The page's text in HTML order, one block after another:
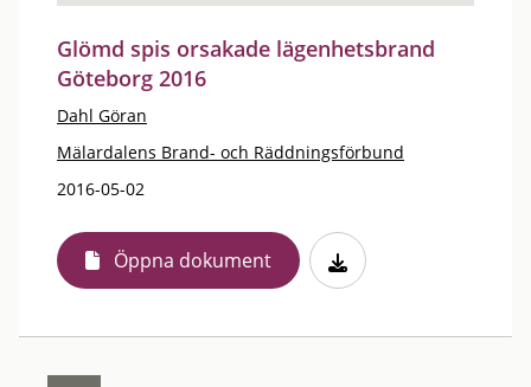
Glömd spis orsakade lägenhetsbrand
Göteborg 2016
Dahl Göran
Mälardalens Brand- och Räddningsförbund
2016-05-02
Öppna dokument